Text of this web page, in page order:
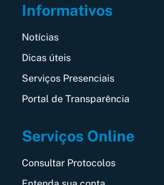
Informativos
Notícias
Dicas úteis
Serviços Presenciais
Portal de Transparência
Serviços Online
Consultar Protocolos